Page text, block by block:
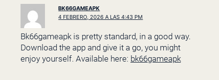
BK66GAMEAPK
4 FEBRERO, 2026 A LAS 4:43 PM
Bk66gameapk is pretty standard, in a good way.
Download the app and give it a go, you might
enjoy yourself. Available here: bk66gameapk